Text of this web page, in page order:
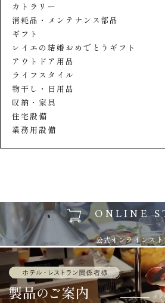
カトラリー
消耗品・メンテナンス部品
ギフト
レイエの結婚おめでとうギフト
アウトドア用品
ライフスタイル
物干し・日用品
収納・家具
住宅設備
業務用設備
ONLINE
公式オンラインスト
ホテ